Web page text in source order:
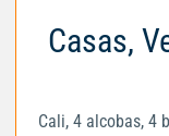
Casas,
Cali, 4 alcobas, 4